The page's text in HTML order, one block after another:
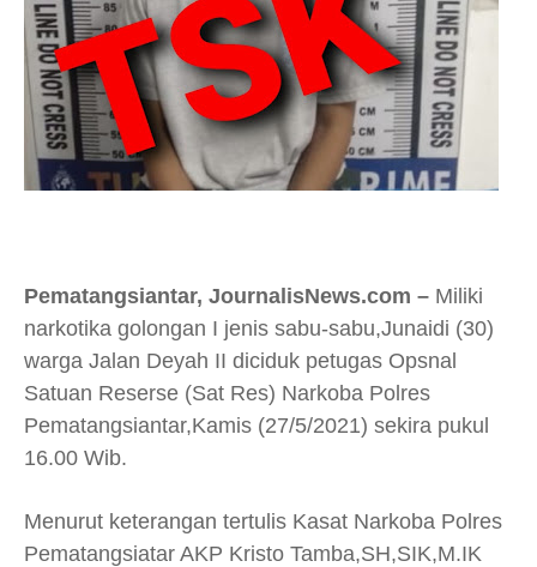
Pematangsiantar, JournalisNews.com – Miliki
narkotika golongan I jenis sabu-sabu,Junaidi (30)
warga Jalan Deyah II diciduk petugas Opsnal
Satuan Reserse (Sat Res) Narkoba Polres
Pematangsiantar,Kamis (27/5/2021) sekira pukul
16.00 Wib.
Menurut keterangan tertulis Kasat Narkoba Polres
Pematangsiatar AKP Kristo Tamba,SH,SIK,M.IK